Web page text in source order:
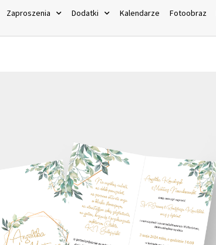
Zaproszenia Dodatki Kalendarze Fotoobraz